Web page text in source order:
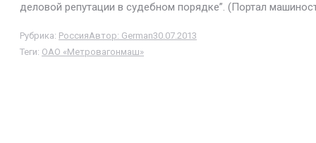
деловой репутации в судебном порядке”. (Портал
Рубрика: РоссияАвтор: German30.07.2013
Теги: ОАО «Метровагонмаш»